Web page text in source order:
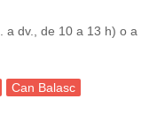
a dv., de 10 a 13 h) o a
Can Balasc